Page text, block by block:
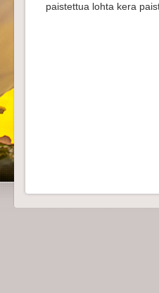
paistettua lohta kera